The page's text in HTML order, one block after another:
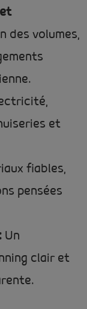
des volumes,
et
fiables,
pensées
Un
clair et